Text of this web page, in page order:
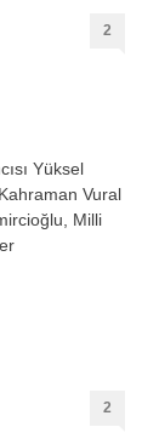
2
Yüksel
Vural
Milli
2